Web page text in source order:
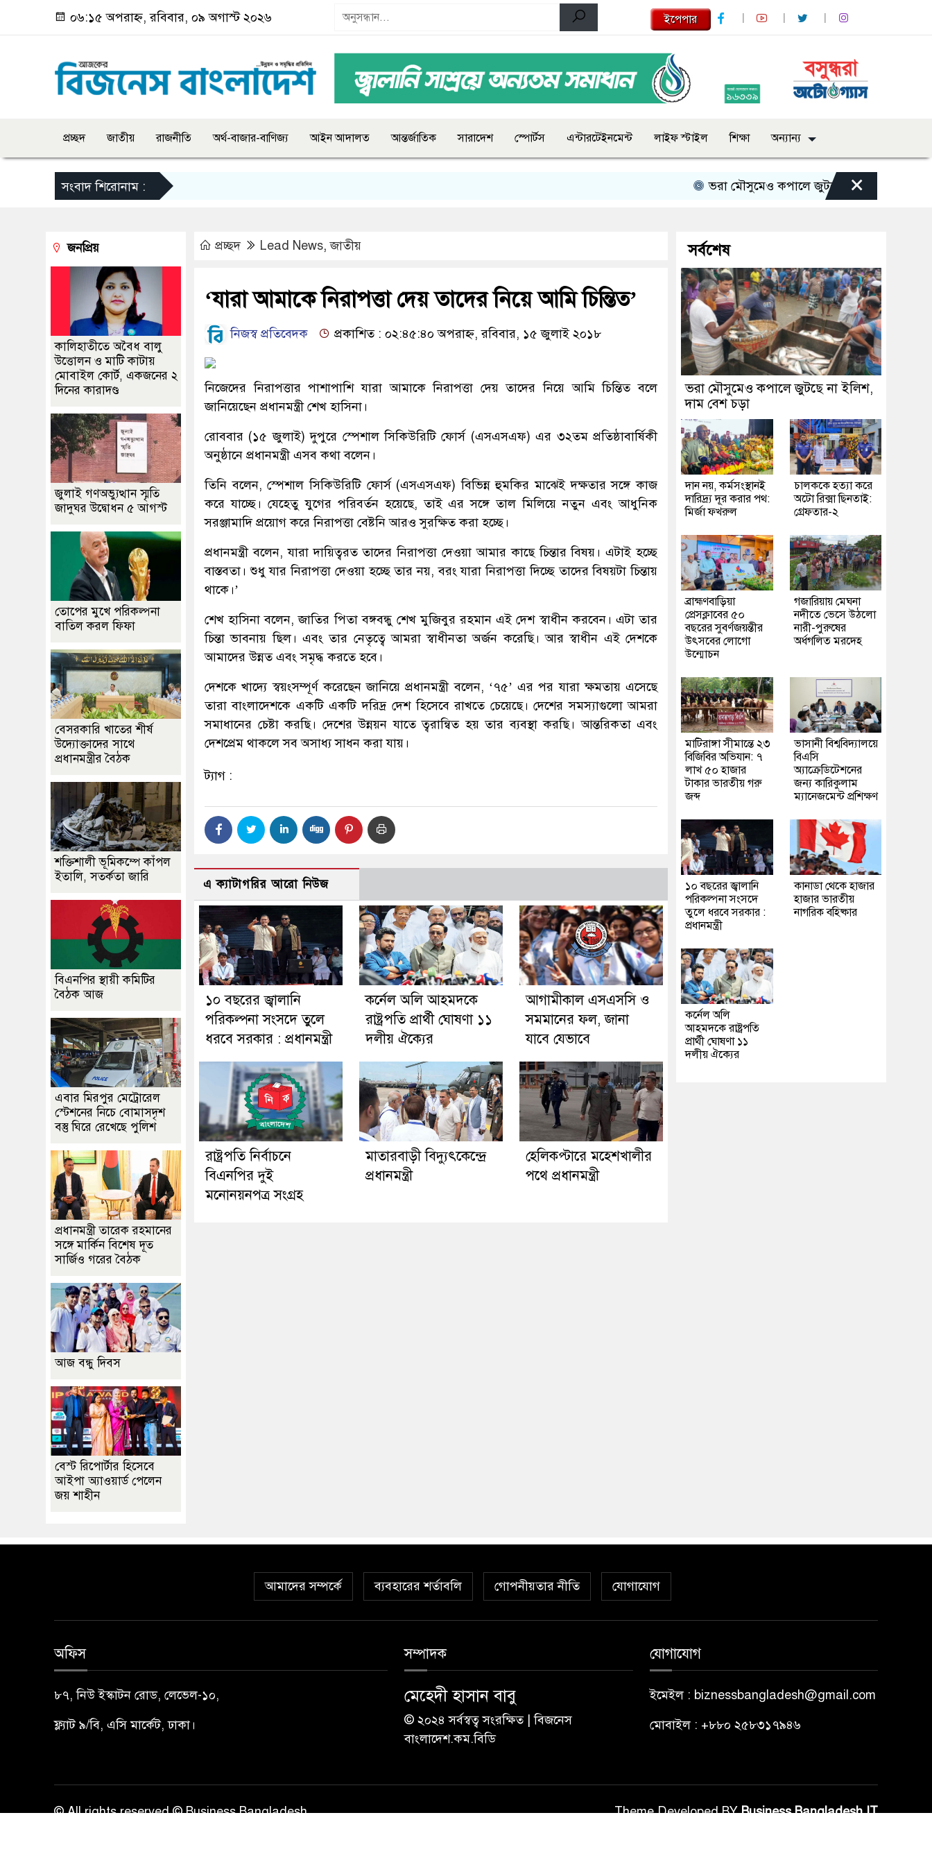
০৬:১৫ অপরাহ্ন, রবিবার, ০৯ অগাস্ট ২০২৬ ইপেপার
প্রচ্ছদ জাতীয় রাজনীতি অর্থ-বাজার-বাণিজ্য আইন আদালত আন্তর্জাতিক সারাদেশ স্পোর্টস এন্টারটেইনমেন্ট লাইফ স্টাইল শিক্ষা অন্যান্য
সংবাদ শিরোনাম : ভরা মৌসুমেও কপালে জুটছে না ইলিশ, দাম বেশ চড়া
×
প্রচ্ছদ Lead News,জাতীয়
‘যারা আমাকে নিরাপত্তা দেয় তাদের নিয়ে আমি চিন্তিত’
নিজস্ব প্রতিবেদক প্রকাশিত : ০২:৪৫:৪০ অপরাহ্ন, রবিবার, ১৫ জুলাই ২০১৮
নিজেদের নিরাপত্তার পাশাপাশি যারা আমাকে নিরাপত্তা দেয় তাদের নিয়ে আমি চিন্তিত বলে
জানিয়েছেন প্রধানমন্ত্রী শেখ হাসিনা।
রোববার (১৫ জুলাই) দুপুরে স্পেশাল সিকিউরিটি ফোর্স (এসএসএফ) এর ৩২তম প্রতিষ্ঠাবার্ষিকী
অনুষ্ঠানে প্রধানমন্ত্রী এসব কথা বলেন।
তিনি বলেন, স্পেশাল সিকিউরিটি ফোর্স (এসএসএফ) বিভিন্ন হুমকির মাঝেই দক্ষতার সঙ্গে কাজ
করে যাচ্ছে। যেহেতু যুগের পরিবর্তন হয়েছে, তাই এর সঙ্গে তাল মিলিয়ে নতুন এবং আধুনিক
সরঞ্জামাদি প্রয়োগ করে নিরাপত্তা বেষ্টনি আরও সুরক্ষিত করা হচ্ছে।
প্রধানমন্ত্রী বলেন, যারা দায়িত্বরত তাদের নিরাপত্তা দেওয়া আমার কাছে চিন্তার বিষয়। এটাই হচ্ছে
বাস্তবতা। শুধু যার নিরাপত্তা দেওয়া হচ্ছে তার নয়, বরং যারা নিরাপত্তা দিচ্ছে তাদের বিষয়টা চিন্তায়
থাকে।’
শেখ হাসিনা বলেন, জাতির পিতা বঙ্গবন্ধু শেখ মুজিবুর রহমান এই দেশ স্বাধীন করবেন। এটা তার
চিন্তা ভাবনায় ছিল। এবং তার নেতৃত্বে আমরা স্বাধীনতা অর্জন করেছি। আর স্বাধীন এই দেশকে
আমাদের উন্নত এবং সমৃদ্ধ করতে হবে।
দেশকে খাদ্যে স্বয়ংসম্পূর্ণ করেছেন জানিয়ে প্রধানমন্ত্রী বলেন, ‘৭৫’ এর পর যারা ক্ষমতায় এসেছে
তারা বাংলাদেশকে একটি একটি দরিদ্র দেশ হিসেবে রাখতে চেয়েছে। দেশের সমস্যাগুলো আমরা
সমাধানের চেষ্টা করছি। দেশের উন্নয়ন যাতে ত্বরান্বিত হয় তার ব্যবস্থা করছি। আন্তরিকতা এবং
দেশপ্রেম থাকলে সব অসাধ্য সাধন করা যায়।
ট্যাগ :
এ ক্যাটাগরির আরো নিউজ
১০ বছরের জ্বালানি
পরিকল্পনা সংসদে তুলে
ধরবে সরকার : প্রধানমন্ত্রী
কর্নেল অলি আহমদকে
রাষ্ট্রপতি প্রার্থী ঘোষণা ১১
দলীয় ঐক্যের
আগামীকাল এসএসসি ও
সমমানের ফল, জানা
যাবে যেভাবে
রাষ্ট্রপতি নির্বাচনে
বিএনপির দুই
মনোনয়নপত্র সংগ্রহ
মাতারবাড়ী বিদ্যুৎকেন্দ্রে
প্রধানমন্ত্রী
হেলিকপ্টারে মহেশখালীর
পথে প্রধানমন্ত্রী
জনপ্রিয়
কালিহাতীতে অবৈধ বালু
উত্তোলন ও মাটি কাটায়
মোবাইল কোর্ট, একজনের ২
দিনের কারাদণ্ড
জুলাই গণঅভ্যুত্থান স্মৃতি
জাদুঘর উদ্বোধন ৫ আগস্ট
তোপের মুখে পরিকল্পনা
বাতিল করল ফিফা
বেসরকারি খাতের শীর্ষ
উদ্যোক্তাদের সাথে
প্রধানমন্ত্রীর বৈঠক
শক্তিশালী ভূমিকম্পে কাঁপল
ইতালি, সতর্কতা জারি
বিএনপির স্থায়ী কমিটির
বৈঠক আজ
এবার মিরপুর মেট্রোরেল
স্টেশনের নিচে বোমাসদৃশ
বস্তু ঘিরে রেখেছে পুলিশ
প্রধানমন্ত্রী তারেক রহমানের
সঙ্গে মার্কিন বিশেষ দূত
সার্জিও গরের বৈঠক
আজ বন্ধু দিবস
বেস্ট রিপোর্টার হিসেবে
আইপা অ্যাওয়ার্ড পেলেন
জয় শাহীন
সর্বশেষ
ভরা মৌসুমেও কপালে জুটছে না ইলিশ,
দাম বেশ চড়া
দান নয়, কর্মসংস্থানই
দারিদ্র্য দূর করার পথ:
মির্জা ফখরুল
চালককে হত্যা করে
অটো রিক্সা ছিনতাই:
গ্রেফতার-২
ব্রাহ্মণবাড়িয়া
প্রেসক্লাবের ৫০
বছরের সুবর্ণজয়ন্তীর
উৎসবের লোগো
উন্মোচন
গজারিয়ায় মেঘনা
নদীতে ভেসে উঠলো
নারী-পুরুষের
অর্ধগলিত মরদেহ
মাটিরাঙ্গা সীমান্তে ২৩
বিজিবির অভিযান: ৭
লাখ ৫০ হাজার
টাকার ভারতীয় গরু
জব্দ
ভাসানী বিশ্ববিদ্যালয়ে
বিএসি
অ্যাক্রেডিটেশনের
জন্য কারিকুলাম
ম্যানেজমেন্ট প্রশিক্ষণ
১০ বছরের জ্বালানি
পরিকল্পনা সংসদে
তুলে ধরবে সরকার :
প্রধানমন্ত্রী
কানাডা থেকে হাজার
হাজার ভারতীয়
নাগরিক বহিষ্কার
কর্নেল অলি
আহমদকে রাষ্ট্রপতি
প্রার্থী ঘোষণা ১১
দলীয় ঐক্যের
আমাদের সম্পর্কে ব্যবহারের শর্তাবলি গোপনীয়তার নীতি যোগাযোগ
অফিস
৮৭, নিউ ইস্কাটন রোড, লেভেল-১০,
ফ্ল্যাট ৯/বি, এসি মার্কেট, ঢাকা।
সম্পাদক
মেহেদী হাসান বাবু
© ২০২৪ সর্বস্বত্ব সংরক্ষিত | বিজনেস
বাংলাদেশ.কম.বিডি
যোগাযোগ
ইমেইল : biznessbangladesh@gmail.com
মোবাইল : +৮৮০ ২৫৮৩১৭৯৪৬
© All rights reserved © Business Bangladesh Theme Developed BYBusiness Bangladesh IT